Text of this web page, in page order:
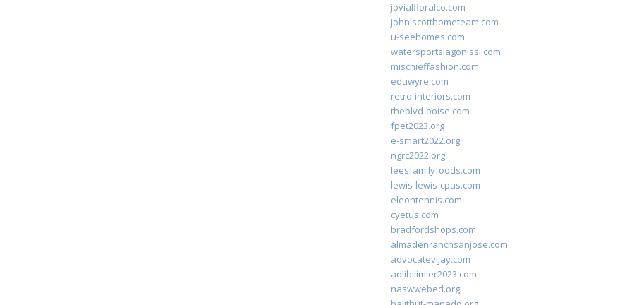
jovialfloralco.com
johnlscotthometeam.com
u-seehomes.com
watersportslagonissi.com
mischieffashion.com
eduwyre.com
retro-interiors.com
theblvd-boise.com
fpet2023.org
e-smart2022.org
ngrc2022.org
leesfamilyfoods.com
lewis-lewis-cpas.com
eleontennis.com
cyetus.com
bradfordshops.com
almadenranchsanjose.com
advocatevijay.com
adlibilimler2023.com
naswwebed.org